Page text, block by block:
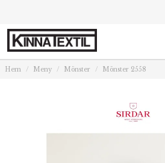
Hem Meny Mönster Mönster 2558